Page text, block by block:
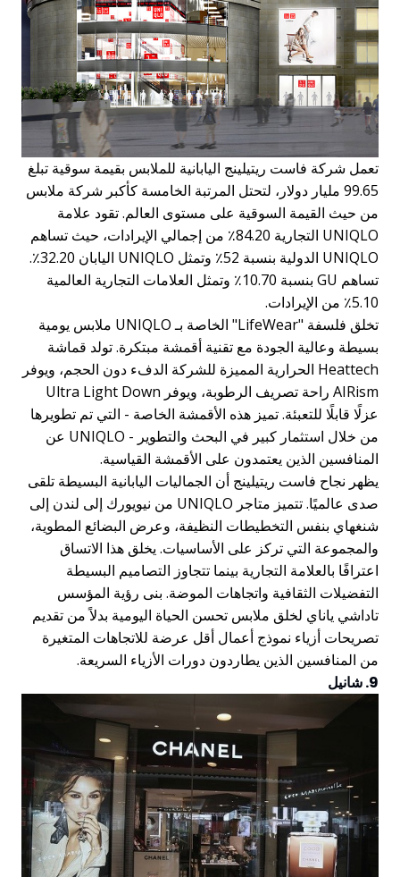
تعمل شركة فاست ريتيلينج اليابانية للملابس بقيمة سوقية تبلغ
99.65 مليار دولار، لتحتل المرتبة الخامسة كأكبر شركة ملابس
من حيث القيمة السوقية على مستوى العالم. تقود علامة
UNIQLO التجارية 84.20٪ من إجمالي الإيرادات، حيث تساهم
UNIQLO الدولية بنسبة 52٪ وتمثل UNIQLO اليابان 32.20٪.
تساهم GU بنسبة 10.70٪ وتمثل العلامات التجارية العالمية
5.10٪ من الإيرادات.
تخلق فلسفة "LifeWear" الخاصة بـ UNIQLO ملابس يومية
بسيطة وعالية الجودة مع تقنية أقمشة مبتكرة. تولد قماشة
Heattech الحرارية المميزة للشركة الدفء دون الحجم، ويوفر
AIRism راحة تصريف الرطوبة، ويوفر Ultra Light Down
عزلًا قابلًا للتعبئة. تميز هذه الأقمشة الخاصة - التي تم تطويرها
من خلال استثمار كبير في البحث والتطوير - UNIQLO عن
المنافسين الذين يعتمدون على الأقمشة القياسية.
يظهر نجاح فاست ريتيلينج أن الجماليات اليابانية البسيطة تلقى
صدى عالميًا. تتميز متاجر UNIQLO من نيويورك إلى لندن إلى
شنغهاي بنفس التخطيطات النظيفة، وعرض البضائع المطوية،
والمجموعة التي تركز على الأساسيات. يخلق هذا الاتساق
اعترافًا بالعلامة التجارية بينما تتجاوز التصاميم البسيطة
التفضيلات الثقافية واتجاهات الموضة. بنى رؤية المؤسس
تاداشي ياناي لخلق ملابس تحسن الحياة اليومية بدلاً من تقديم
تصريحات أزياء نموذج أعمال أقل عرضة للاتجاهات المتغيرة
من المنافسين الذين يطاردون دورات الأزياء السريعة.
9. شانيل